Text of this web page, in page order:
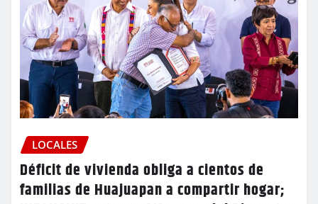
LOCALES
Déficit de vivienda obliga a cientos de
familias de Huajuapan a compartir hogar;